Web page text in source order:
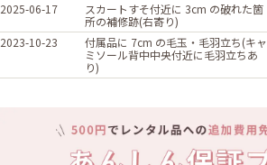
2025-06-17
スカートすそ付近に 3cm の破れた箇
所の補修跡(右寄り)
2023-10-23
付属品に 7cm の毛玉・毛羽立ち(キャ
ミソール背中中央付近に毛羽立ちあ
り)